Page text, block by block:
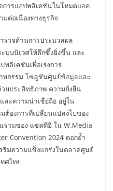
ารแอปพลิเคชันในโหมดแอค
ต่อเนื่องทางธุรกิจ
รวจด้านการประมวลผล
บบนิเวศให้ลึกซึ้งยิ่งขึ้น และ
ลิเคชันเพื่อเร่งการ
หกรรม โซลูชันศูนย์ข้อมูลและ
ยประสิทธิภาพ ความยั่งยืน
ละความน่าเชื่อถือ อยู่ใน
องการที่เปลี่ยนแปลงไปของ
ร่วมของ แซดทีอี ใน W.Media
Convention 2024 ตอกย้ำ
ริมความแข็งแกร่งในตลาดศูนย์
ศไทย